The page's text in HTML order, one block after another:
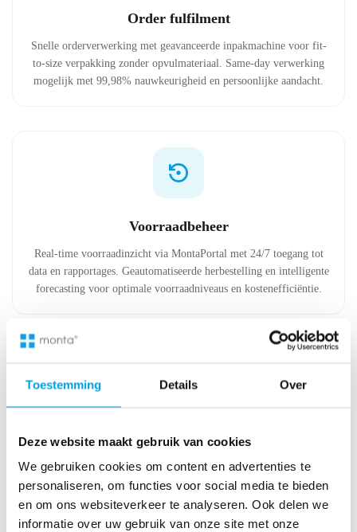
Toestemming Details Over
Deze website maakt gebruik van cookies
We gebruiken cookies om content en advertenties te
personaliseren, om functies voor social media te bieden
en om ons websiteverkeer te analyseren. Ook delen we
informatie over uw gebruik van onze site met onze
Order fulfilment
Snelle orderverwerking met geavanceerde inpakmachine voor fit-
to-size verpakking zonder opvulmateriaal. Same-day verwerking
mogelijk met 99,98% nauwkeurigheid en persoonlijke aandacht.
Voorraadbeheer
Real-time voorraadinzicht via MontaPortal met 24/7 toegang tot
data en rapportages. Geautomatiseerde herbestelling en intelligente
forecasting voor optimale voorraadniveaus en kostenefficiëntie.
Abonnement fulfilment
Gespecialiseerd in periodieke verzendingen zoals cadeauboxen en
abonnementen. Snelle verwerking met hoge klanttevredenheid en